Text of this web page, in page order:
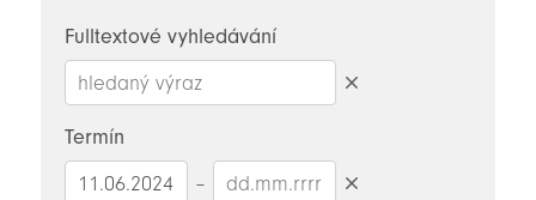
Fulltextové vyhledávání
Termín
–